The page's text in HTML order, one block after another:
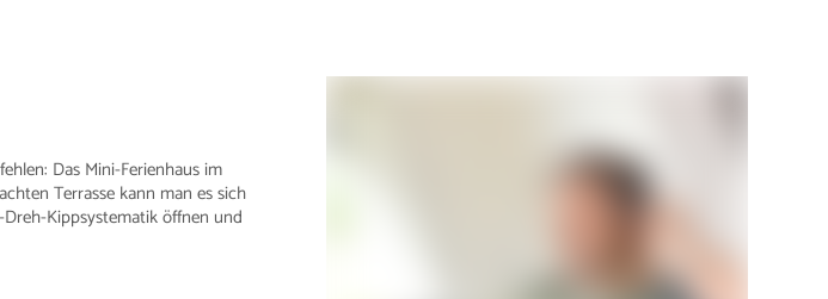
Das Mini-Ferienhaus im
Terrasse kann man es sich
Kippsystematik öffnen und